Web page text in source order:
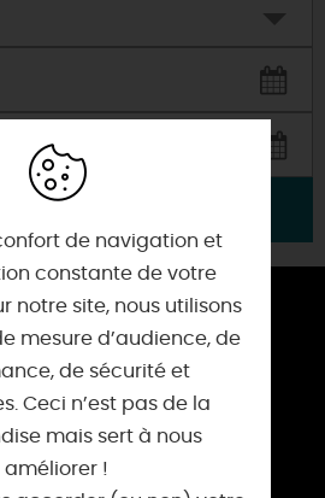
PRESSE
D’AFFAIRES
DE TOURISME
de navigation et
constante de votre
notre site, nous utilisons
mesure d’audience, de
de sécurité et
Ceci n’est pas de la
mais sert à nous
améliorer !